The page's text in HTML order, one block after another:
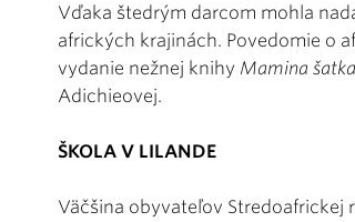
Vďaka štedrým darcom mohla
afrických krajinách. Povedomie o
vydanie nežnej knihy Mamina šatka
Adichieovej.
ŠKOLA V LILANDE
Väčšina obyvateľov Stredoafrickej